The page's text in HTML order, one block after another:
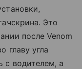
Это
после Venom
главу угла
с водителем, а